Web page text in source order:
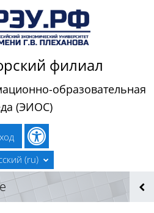
филиал
образовательная
(ЭИОС)
‎(ru)‎